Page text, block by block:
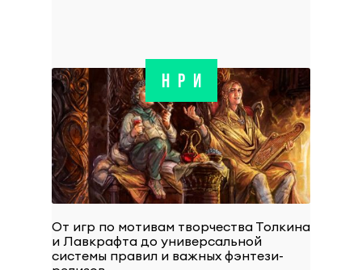
НРИ
От игр по мотивам творчества Толкина
и Лавкрафта до универсальной
системы правил и важных фэнтези-